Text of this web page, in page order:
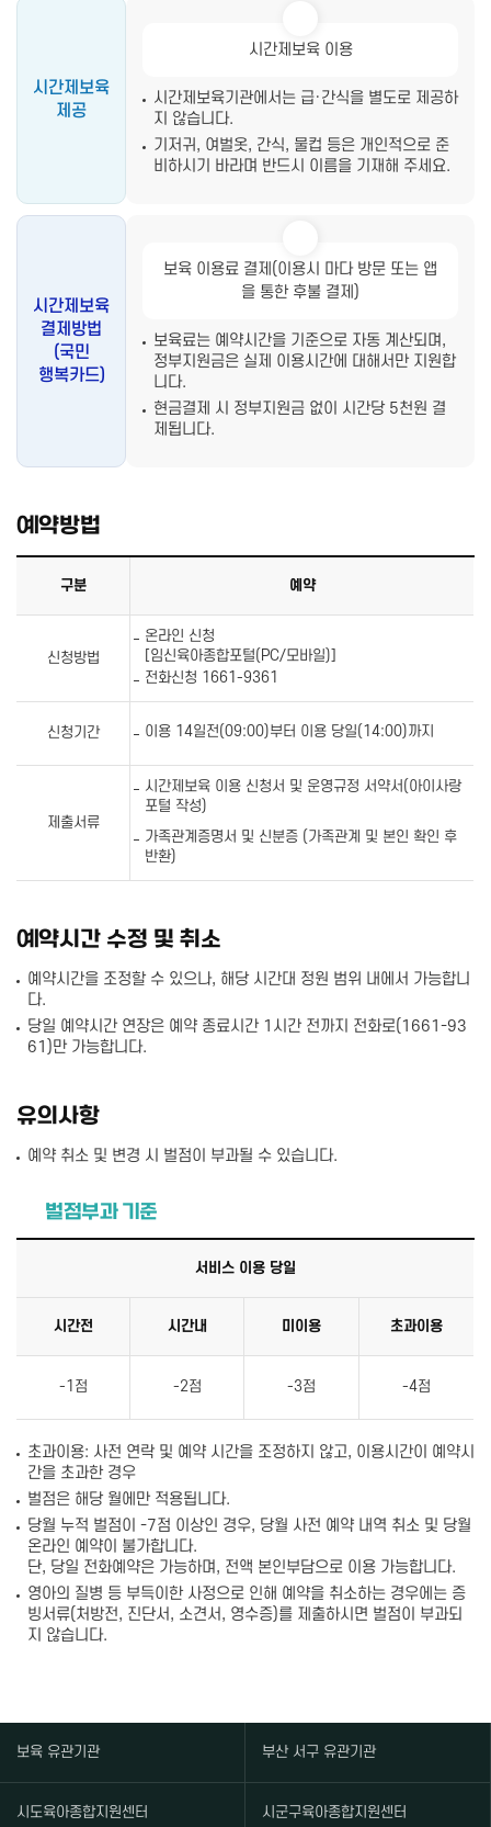
시간제보육
제공
시간제보육 이용
시간제보육기관에서는 급·간식을 별도로 제공하
지 않습니다.
기저귀, 여벌옷, 간식, 물컵 등은 개인적으로 준
비하시기 바라며 반드시 이름을 기재해 주세요.
시간제보육
결제방법
(국민
행복카드)
보육 이용료 결제(이용시 마다 방문 또는 앱
을 통한 후불 결제)
보육료는 예약시간을 기준으로 자동 계산되며,
정부지원금은 실제 이용시간에
대해서만 지원합
니다.
현금결제 시 정부지원금 없이 시간당 5천원 결
제됩니다.
예약방법
구분 예약
신청방법
온라인 신청
[임신육아종합포털(PC/모바일)]
전화신청 1661-9361
신청기간 이용 14일전(09:00)부터 이용 당일(14:00)까지
제출서류
시간제보육 이용 신청서 및 운영규정 서약서(아이사랑
포털 작성)
가족관계증명서 및 신분증 (가족관계 및 본인 확인 후
반환)
예약시간 수정 및 취소
예약시간을 조정할 수 있으나, 해당 시간대 정원 범위 내에서 가능합니
다.
당일 예약시간 연장은 예약 종료시간 1시간 전까지 전화로(1661-93
61)만 가능합니다.
유의사항
예약 취소 및 변경 시 벌점이 부과될 수 있습니다.
벌점부과 기준
서비스 이용 당일
시간전 시간내 미이용 초과이용
-1점 -2점 -3점 -4점
초과이용: 사전 연락 및 예약 시간을 조정하지 않고, 이용시간이 예약시
간을 초과한 경우
벌점은 해당 월에만 적용됩니다.
당월 누적 벌점이 -7점 이상인 경우, 당월 사전 예약 내역 취소 및 당월
온라인 예약이 불가합니다.
단, 당일 전화예약은 가능하며, 전액 본인부담으로 이용 가능합니다.
영아의 질병 등 부득이한 사정으로 인해 예약을 취소하는 경우에는 증
빙서류(처방전, 진단서, 소견서, 영수증)를 제출하시면 벌점이 부과되
지 않습니다.
보육 유관기관 부산 서구 유관기관
시도육아종합지원센터 시군구육아종합지원센터